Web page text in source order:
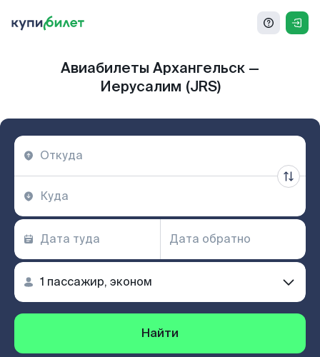
Авиабилеты Архангельск —
Иерусалим (JRS)
Найти